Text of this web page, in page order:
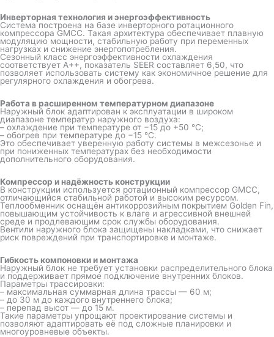
Инверторная технология и энергоэффективность
Система построена на базе инверторного ротационного
компрессора GMCC. Такая архитектура обеспечивает плавную
модуляцию мощности, стабильную работу при переменных
нагрузках и снижение энергопотребления.
Сезонный класс энергоэффективности охлаждения
соответствует A++, показатель SEER составляет 6,50, что
позволяет использовать систему как экономичное решение для
регулярного охлаждения и обогрева.
Работа в расширенном температурном диапазоне
Наружный блок адаптирован к эксплуатации в широком
диапазоне температур наружного воздуха:
– охлаждение при температуре от −15 до +50 °C;
– обогрев при температуре до −15 °C.
Это обеспечивает уверенную работу системы в межсезонье и
при пониженных температурах без необходимости
дополнительного оборудования.
Компрессор и надёжность конструкции
В конструкции используется ротационный компрессор GMCC,
отличающийся стабильной работой и высоким ресурсом.
Теплообменник оснащён антикоррозийным покрытием Golden Fin,
повышающим устойчивость к влаге и агрессивной внешней
среде и продлевающим срок службы оборудования.
Вентили наружного блока защищены накладками, что снижает
риск повреждений при транспортировке и монтаже.
Гибкость компоновки и монтажа
Наружный блок не требует установки распределительного блока
и поддерживает прямое подключение внутренних блоков.
Параметры трассировки:
– максимальная суммарная длина трассы — 60 м;
– до 30 м до каждого внутреннего блока;
– перепад высот — до 15 м.
Такие параметры упрощают проектирование системы и
позволяют адаптировать её под сложные планировки и
многоуровневые объекты.